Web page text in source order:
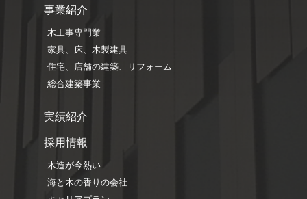
事業紹介
木工事専門業
家具、床、木製建具
住宅、店舗の建築、リフォーム
総合建築事業
実績紹介
採用情報
木造が今熱い
海と木の香りの会社